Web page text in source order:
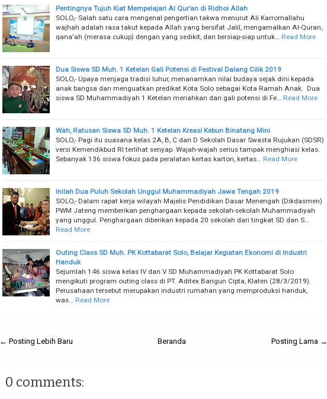
Pentingnya Tujuh Kiat Mempelajari Al Qur’an di Ridhoi Allah
SOLO,- Salah satu cara mengenal pengertian takwa menurut Ali Karromallahu
wajhah adalah rasa takut kepada Allah yang bersifat Jalil, mengamalkan Al-Quran,
qana'ah (merasa cukup) dengan yang sedikit, dan bersiap-siap untuk…
Read More
Dua Siswa SD Muh. 1 Ketelan Gali Potensi di Festival Dalang Cilik 2019
SOLO,- Upaya menjaga tradisi luhur, menanamkan nilai budaya sejak dini kepada
anak bangsa dan menguatkan predikat Kota Solo sebagai Kota Ramah Anak. Dua
siswa SD Muhammadiyah 1 Ketelan meriahkan dan gali potensi di Fe…
Read More
Wah, Ratusan Siswa SD Muh. 1 Ketelan Kreasi Kebun Binatang Mini
SOLO,- Pagi itu suasana kelas 2A, B, C dan D Sekolah Dasar Swasta Rujukan (SDSR)
versi Kemendikbud RI terlihat senyap. Wajah-wajah serius tampak menghiasi kelas.
Sebanyak 136 siswa fokus pada peralatan kertas karton, kertas…
Read More
Inilah Dua Puluh Sekolah Unggul Muhammadiyah Jawa Tengah 2019
SOLO,- Dalam rapat kerja wilayah Majelis Pendidikan Dasar Menengah (Dikdasmen)
PWM Jateng memberikan penghargaan kepada sekolah-sekolah Muhammadiyah
yang unggul. Penghargaan diberikan kepada 20 sekolah dari tingkat SD dan S…
Read More
Outing Class SD Muh. PK Kottabarat Solo, Belajar Kegiatan Ekonomi di Industri
Handuk
Sejumlah 146 siswa kelas IV dan V SD Muhammadiyah PK Kottabarat Solo
mengikuti program outing class di PT. Aditex Bangun Cipta, Klaten (28/3/2019).
Perusahaan tersebut merupakan industri rumahan yang memproduksi handuk,
was…
Read More
← Posting Lebih Baru Posting Lama →
Beranda
0 comments: